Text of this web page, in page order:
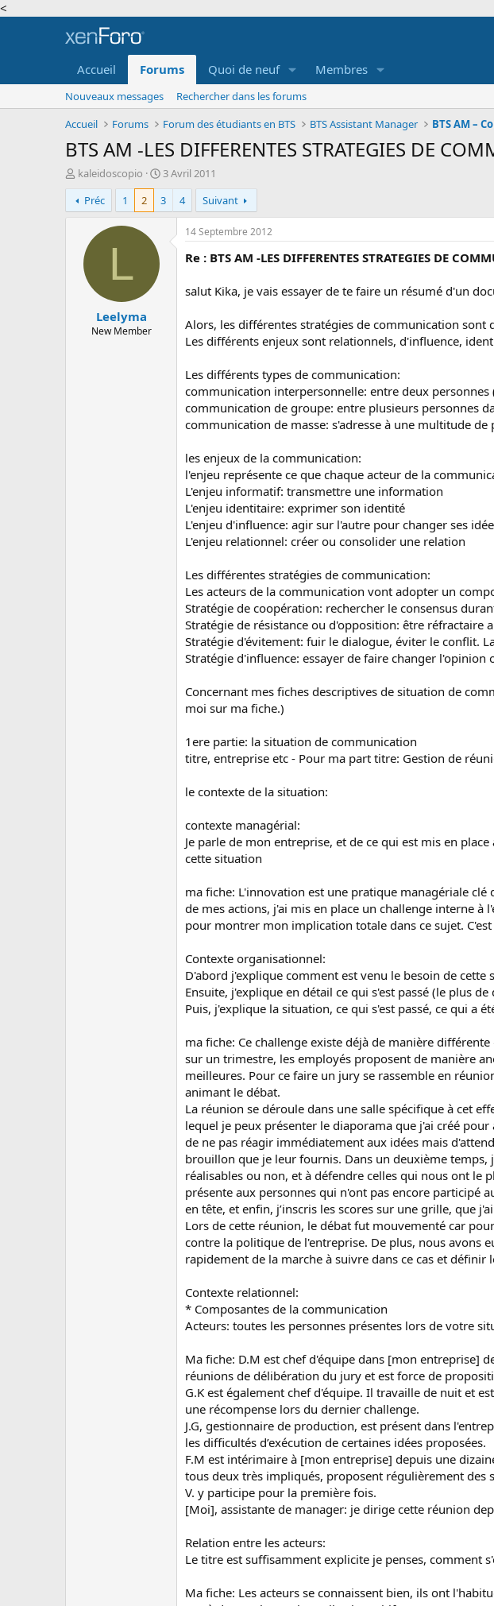
<
Accueil Forums Quoi de neuf Membres
Nouveaux messages
Rechercher dans les forums
Accueil
Forums Forum des étudiants en BTS BTS Assistant Manager
BTS AM -LES DIFFERENTES STRATEGIES DE
A
u
t
e
kaleidoscopio
D
a
t
e
3 Avril 2011
Préc
1 2 3 4 Suivant
L
Leelyma
New Member
14 Septembre 2012
Re : BTS AM -LES DIFFERENTES STRATEGIES DE
salut Kika, je vais essayer de te faire un résumé d'un
Alors, les différentes stratégies de communication
Les différents enjeux sont relationnels, d'influence,
Les différents types de communication:
communication interpersonnelle: entre deux personnes
communication de groupe: entre plusieurs personnes
communication de masse: s'adresse à une multitude de
les enjeux de la communication:
l'enjeu représente ce que chaque acteur de la
L'enjeu informatif: transmettre une information
L'enjeu identitaire: exprimer son identité
L'enjeu d'influence: agir sur l'autre pour changer ses
L'enjeu relationnel: créer ou consolider une relation
Les différentes stratégies de communication:
Les acteurs de la communication vont adopter un
Stratégie de coopération: rechercher le consensus
Stratégie de résistance ou d'opposition: être
Stratégie d'évitement: fuir le dialogue, éviter le conflit.
Stratégie d'influence: essayer de faire changer
Concernant mes fiches descriptives de situation de
moi sur ma fiche.)
1ere partie: la situation de communication
titre, entreprise etc - Pour ma part titre: Gestion de
le contexte de la situation:
contexte managérial:
Je parle de mon entreprise, et de ce qui est mis en
cette situation
ma fiche: L'innovation est une pratique managériale
de mes actions, j'ai mis en place un challenge interne
pour montrer mon implication totale dans ce sujet.
Contexte organisationnel:
D'abord j'explique comment est venu le besoin de
Ensuite, j'explique en détail ce qui s'est passé (le plus
Puis, j'explique la situation, ce qui s'est passé, ce qui a
ma fiche: Ce challenge existe déjà de manière
sur un trimestre, les employés proposent de manière
meilleures. Pour ce faire un jury se rassemble en
animant le débat.
La réunion se déroule dans une salle spécifique à cet
lequel je peux présenter le diaporama que j'ai créé
de ne pas réagir immédiatement aux idées mais
brouillon que je leur fournis. Dans un deuxième temps,
réalisables ou non, et à défendre celles qui nous ont le
présente aux personnes qui n'ont pas encore participé
en tête, et enfin, j’inscris les scores sur une grille, que
Lors de cette réunion, le débat fut mouvementé car
contre la politique de l'entreprise. De plus, nous avons
rapidement de la marche à suivre dans ce cas et définir
Contexte relationnel:
* Composantes de la communication
Acteurs: toutes les personnes présentes lors de votre
Ma fiche: D.M est chef d'équipe dans [mon entreprise]
réunions de délibération du jury et est force de
G.K est également chef d'équipe. Il travaille de nuit et
une récompense lors du dernier challenge.
J.G, gestionnaire de production, est présent dans
les difficultés d’exécution de certaines idées proposées.
F.M est intérimaire à [mon entreprise] depuis une
tous deux très impliqués, proposent régulièrement des
V. y participe pour la première fois.
[Moi], assistante de manager: je dirige cette réunion
Relation entre les acteurs:
Le titre est suffisamment explicite je penses, comment
Ma fiche: Les acteurs se connaissent bien, ils ont